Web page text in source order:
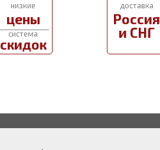
низкие
цены
система
скидок
доставка
Россия
и СНГ